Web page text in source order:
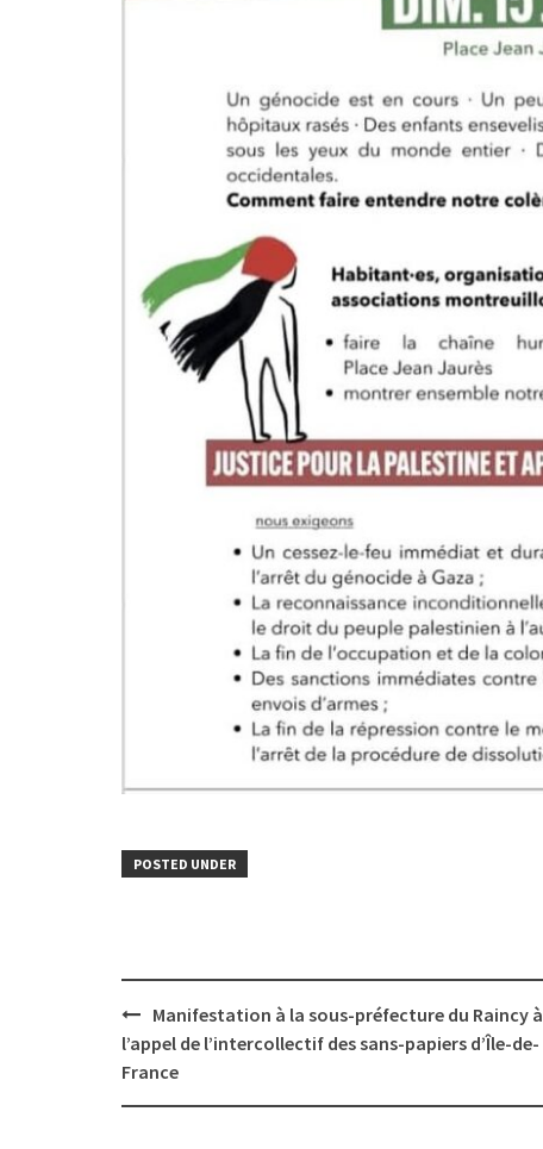
POSTED UNDER
Post
navigation
Manifestation à la sous-préfecture du Raincy à
l’appel de l’intercollectif des sans-papiers d’Île-de-
France